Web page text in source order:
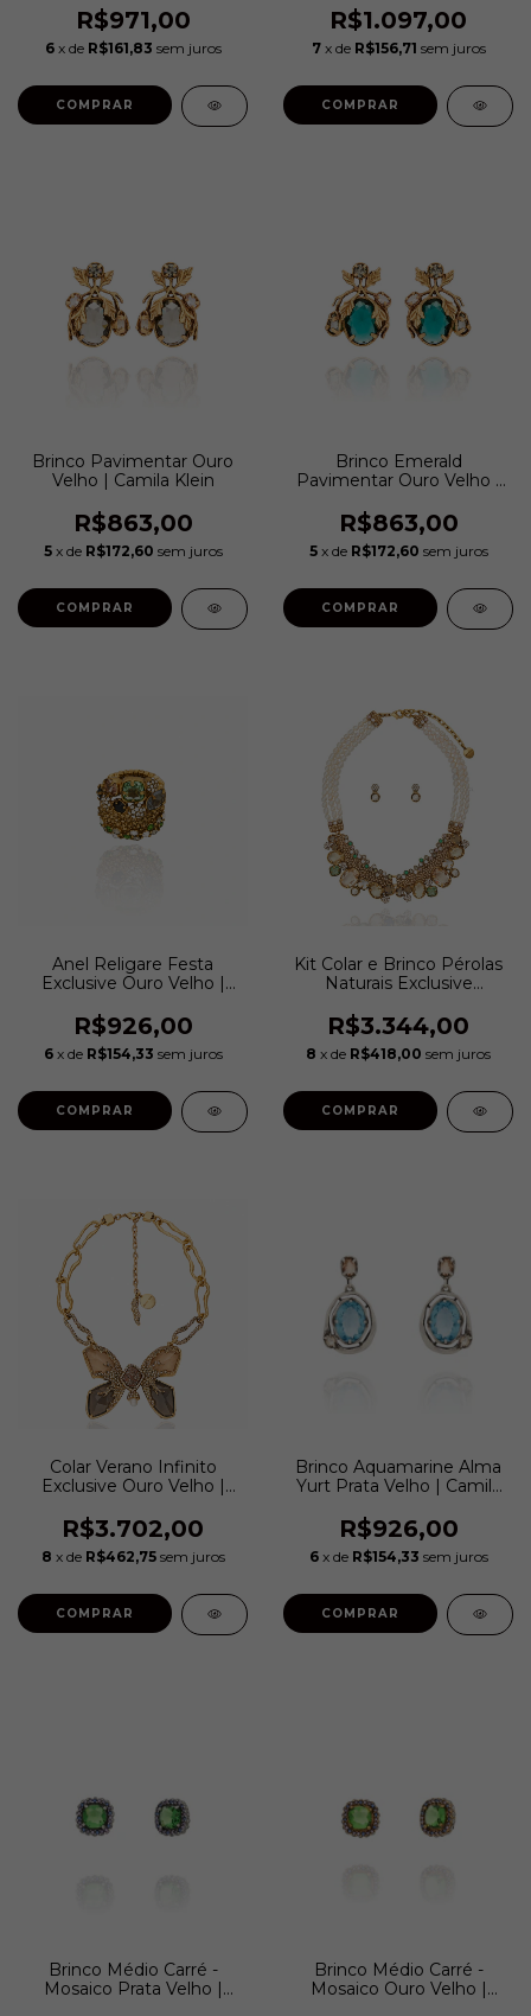
R$971,00
6 x de R$161,83 sem juros
COMPRAR
R$1.097,00
7 x de R$156,71 sem juros
COMPRAR
Brinco Pavimentar Ouro
Velho | Camila Klein
R$863,00
5 x de R$172,60 sem juros
COMPRAR
Brinco Emerald
Pavimentar Ouro Velho |
R$863,00
5 x de R$172,60 sem juros
COMPRAR
Anel Religare Festa
Exclusive Ouro Velho |
R$926,00
6 x de R$154,33 sem juros
COMPRAR
Kit Colar e Brinco Pérolas
Naturais Exclusive
| Camila Klein
R$3.344,00
8 x de R$418,00 sem juros
COMPRAR
Colar Verano Infinito
Exclusive Ouro Velho |
R$3.702,00
8 x de R$462,75 sem juros
COMPRAR
Brinco Aquamarine Alma
Yurt Prata Velho | Camila
R$926,00
6 x de R$154,33 sem juros
COMPRAR
Brinco Médio Carré -
Mosaico Prata Velho |
Brinco Médio Carré -
Mosaico Ouro Velho |